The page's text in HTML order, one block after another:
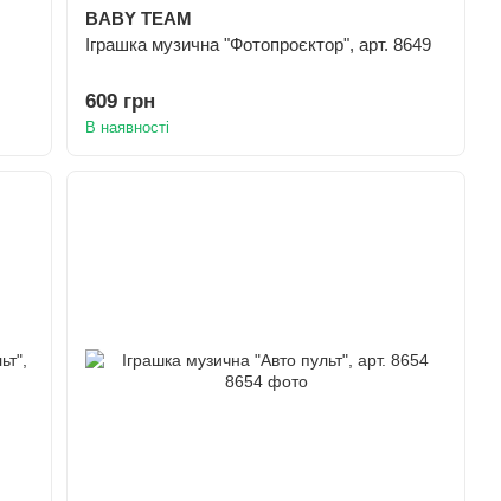
BABY TEAM
Іграшка музична "Фотопроєктор", арт. 8649
609 грн
В наявності